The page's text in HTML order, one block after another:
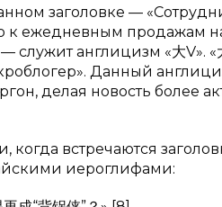
заголовке —
ежедневным продажам
служит англицизм «大V».
Данный
делая новость более
встречаются
иероглифами: